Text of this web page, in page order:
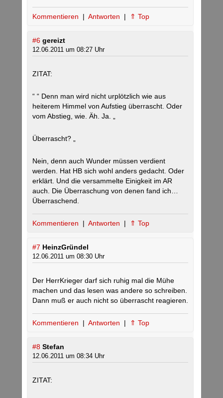
Kommentieren | Antworten | ⇑ Top
#6 gereizt
12.06.2011 um 08:27 Uhr
ZITAT:
“ “ Denn man wird nicht urplötzlich wie aus
heiterem Himmel von Aufstieg überrascht. Oder
vom Abstieg, wie. Äh. Ja. „
Überrascht? „
Nein, denn auch Wunder müssen verdient
werden. Hat HB sich wohl anders gedacht. Oder
erklärt. Und die versammelte Einigkeit im AR
auch. Die Überraschung von denen fand ich…
Überraschend.
Kommentieren | Antworten | ⇑ Top
#7 HeinzGründel
12.06.2011 um 08:30 Uhr
Der HerrKrieger darf sich ruhig mal die Mühe
machen und das lesen was andere so schreiben.
Dann muß er auch nicht so überrascht reagieren.
Kommentieren | Antworten | ⇑ Top
#8 Stefan
12.06.2011 um 08:34 Uhr
ZITAT: